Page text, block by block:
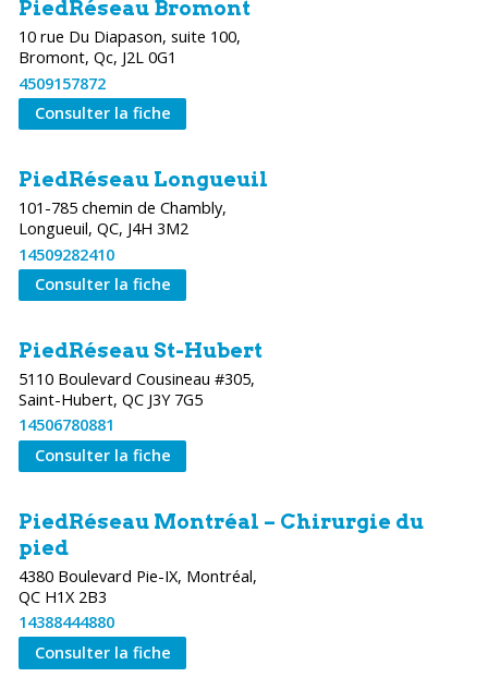
PiedRéseau Bromont
10 rue Du Diapason, suite 100,
Bromont, Qc, J2L 0G1
4509157872
Consulter la fiche
PiedRéseau Longueuil
101-785 chemin de Chambly,
Longueuil, QC, J4H 3M2
14509282410
Consulter la fiche
PiedRéseau St-Hubert
5110 Boulevard Cousineau #305,
Saint-Hubert, QC J3Y 7G5
14506780881
Consulter la fiche
PiedRéseau Montréal – Chirurgie du
pied
4380 Boulevard Pie-IX, Montréal,
QC H1X 2B3
14388444880
Consulter la fiche